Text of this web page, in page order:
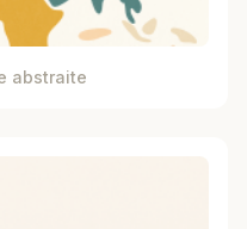
abstraite